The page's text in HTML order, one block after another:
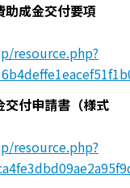
成金交付要項
resource.php?
交付申請書（様式
resource.php?